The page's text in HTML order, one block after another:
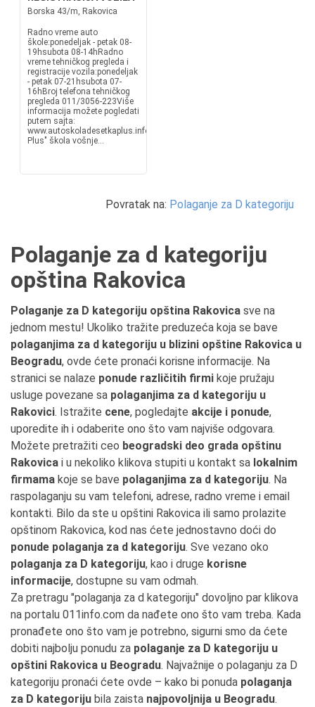
Borska 43/m, Rakovica
Radno vreme auto
škole:ponedeljak - petak 08-
19hsubota 08-14hRadno
vreme tehničkog pregleda i
registracije vozila:ponedeljak
- petak 07-21hsubota 07-
16hBroj telefona tehničkog
pregleda 011/3056-223Više
informacija možete pogledati
putem sajta:
www.autoskoladesetkaplus.info"Desetka
Plus" škola vošnje...
Povratak na: Polaganje za D kategoriju
Polaganje za d kategoriju
opština Rakovica
Polaganje za D kategoriju opština Rakovica sve na
jednom mestu! Ukoliko tražite preduzeća koja se bave
polaganjima za d kategoriju u blizini opštine Rakovica u
Beogradu, ovde ćete pronaći korisne informacije. Na
stranici se nalaze ponude različitih firmi koje pružaju
usluge povezane sa polaganjima za d kategoriju u
Rakovici. Istražite cene, pogledajte akcije i ponude,
uporedite ih i odaberite ono što vam najviše odgovara.
Možete pretražiti ceo beogradski deo grada opštinu
Rakovica i u nekoliko klikova stupiti u kontakt sa lokalnim
firmama koje se bave polaganjima za d kategoriju. Na
raspolaganju su vam telefoni, adrese, radno vreme i email
kontakti. Bilo da ste u opštini Rakovica ili samo prolazite
opštinom Rakovica, kod nas ćete jednostavno doći do
ponude polaganja za d kategoriju. Sve vezano oko
polaganja za D kategoriju, kao i druge korisne
informacije, dostupne su vam odmah.
Za pretragu "polaganja za d kategoriju" dovoljno par klikova
na portalu 011info.com da nađete ono što vam treba. Kada
pronađete ono što vam je potrebno, sigurni smo da ćete
dobiti najbolju ponudu za polaganje za D kategoriju u
opštini Rakovica u Beogradu. Najvažnije o polaganju za D
kategoriju pronaći ćete ovde – kako bi ponuda polaganja
za D kategoriju bila zaista najpovoljnija u Beogradu.